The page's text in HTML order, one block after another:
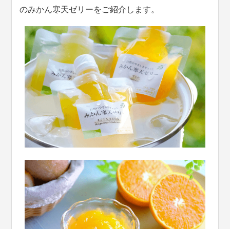
のみかん寒天ゼリーをご紹介します。